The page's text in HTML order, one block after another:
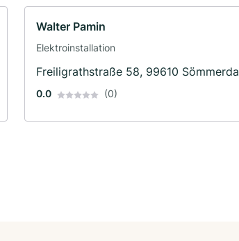
Walter Pamin
Elektroinstallation
Freiligrathstraße 58, 99610 Sömmerda
0.0 (0)